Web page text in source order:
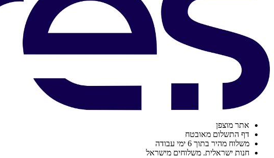
אתר מוצפן
דף התשלום מאובטח
משלוח מהיר בתוך 6 ימי עבודה
חנות ישראלית. משלוחים מישראל